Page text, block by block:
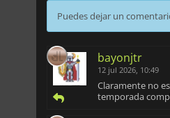
Puedes dejar un
bayonjtr
12 jul 2026, 10:49
Claramente no
temporada